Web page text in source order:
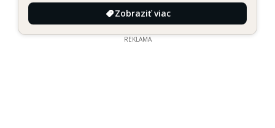
Zobraziť viac
REKLAMA